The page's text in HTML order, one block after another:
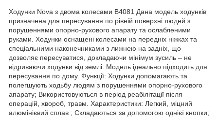
Ходунки Nova з двома колесами B4081 Дана модель ходунків
призначена для пересування по рівній поверхні людей з
порушеннями опорно-рухового апарату та ослабленими
руками. Ходунки оснащені колесами на передніх ніжках та
спеціальними наконечниками з лижнею на задніх, що
дозволяє пересуватися, докладаючи мінімум зусиль – не
відриваючи ходунки від землі. Модель ідеально підходить для
пересування по дому. Функції: Ходунки допомагають та
полегшують ходьбу людям з порушеннями опорно-рухового
апарату; Використовуються в період реабілітації після
операцій, хвороб, травм. Характеристики: Легкий, міцний
алюмінієвий сплав ; Складаються за допомогою однієї кнопки;